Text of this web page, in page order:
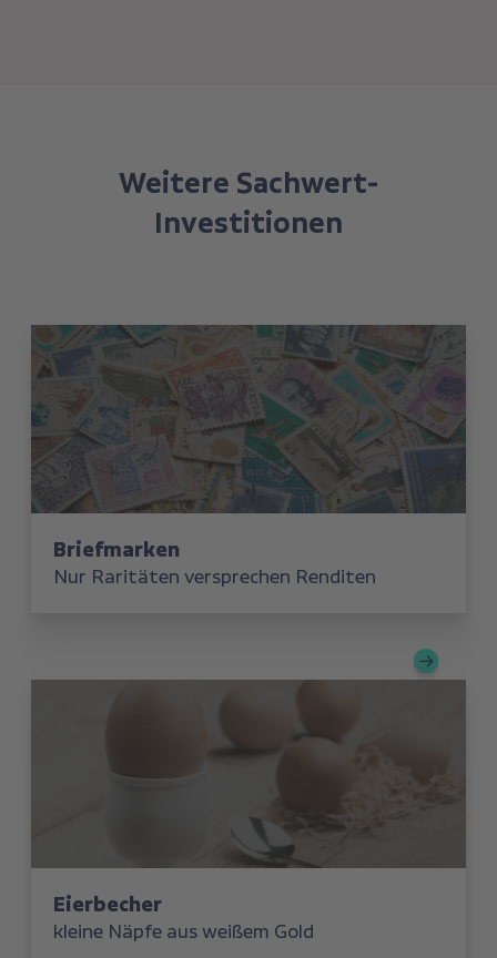
Weitere Sachwert-
Investitionen
Briefmarken
Nur Raritäten versprechen Renditen
Eierbecher
kleine Näpfe aus weißem Gold